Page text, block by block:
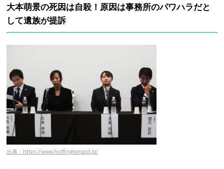
大本萌景の死因は自殺！原因は事務所のパワハラだと
して遺族が提訴
出典：https://www.huffingtonpost.jp/